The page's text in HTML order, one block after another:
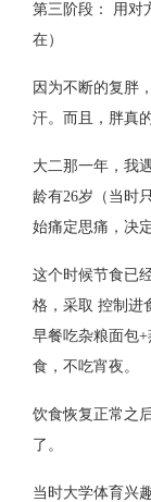
第三阶段： 用对
在）
因为不断的复胖
汗。而且，胖真
大二那一年，我
龄有26岁（当时
始痛定思痛，决
这个时候节食已
格，采取 控制进
早餐吃杂粮面包
食，不吃宵夜。
饮食恢复正常之
了。
当时大学体育兴